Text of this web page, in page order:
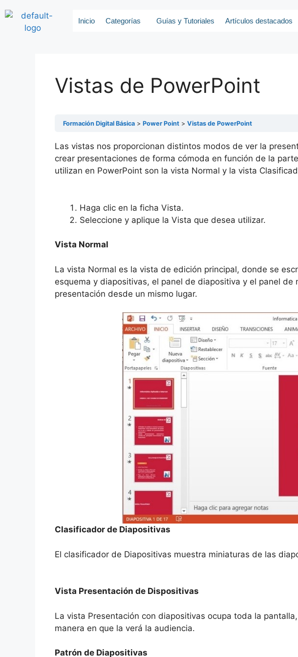
Inicio Categorías Guías y Tutoriales Artículos destacados
Vistas de PowerPoint
Formación Digital Básica Power Point Vistas de PowerPoint
Las vistas nos proporcionan distintos modos de ver la
crear presentaciones de forma cómoda en función de la
utilizan en PowerPoint son la vista Normal y la vista
Haga clic en la ficha Vista.
Seleccione y aplique la Vista que desea utilizar.
Vista Normal
La vista Normal es la vista de edición principal, donde se
esquema y diapositivas, el panel de diapositiva y el panel
presentación desde un mismo lugar.
Clasificador de Diapositivas
El clasificador de Diapositivas muestra miniaturas de las
Vista Presentación de Dispositivas
La vista Presentación con diapositivas ocupa toda la
manera en que la verá la audiencia.
Patrón de Diapositivas